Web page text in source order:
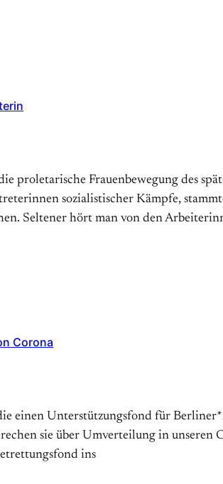
proletarische Frauenbewegung des
sozialistischer Kämpfe,
Seltener hört man von den
Corona
einen Unterstützungsfond für
sie über Umverteilung in
ins